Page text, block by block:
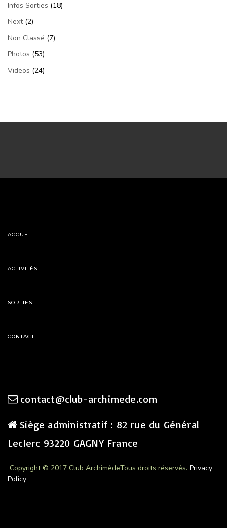
Infos Sorties (18)
Next(2)
Non Classé (7)
Photos (53)
Videos (24)
ACCUEIL
ACTIVITÉS
SORTIES
CONTACT
contact@club-archimede.com
Siège administratif : 82 rue du Général
Leclerc 93220 GAGNY France
Copyright © 2017 Club ArchimèdeTous droits réservés. Privacy
Policy